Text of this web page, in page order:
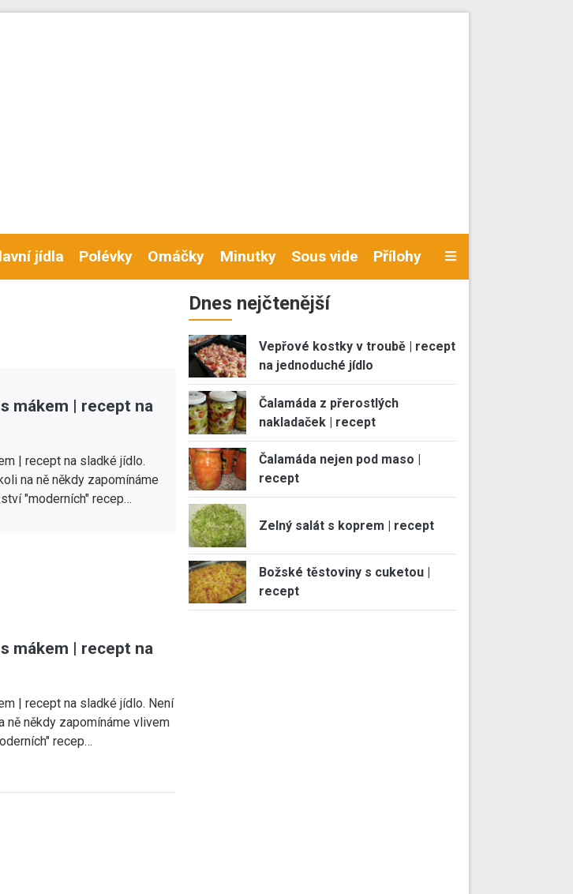
jídla Polévky Omáčky Minutky Sous vide Přílohy
mákem | recept na
| recept na sladké jídlo.
na ně někdy zapomínáme
"moderních" recep…
mákem | recept na
| recept na sladké jídlo. Není
ně někdy zapomínáme vlivem
recep…
Dnes nejčtenější
Vepřové kostky v troubě | recept
na jednoduché jídlo
Čalamáda z přerostlých
nakladaček | recept
Čalamáda nejen pod maso |
recept
Zelný salát s koprem | recept
Božské těstoviny s cuketou |
recept